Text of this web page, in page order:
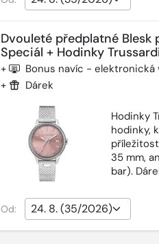
Dvouleté předplatné Blesk
Speciál + Hodinky
+ Bonus navíc - elektronická
+ Dárek
Hodinky
hodinky,
35 mm,
bar).
Od: